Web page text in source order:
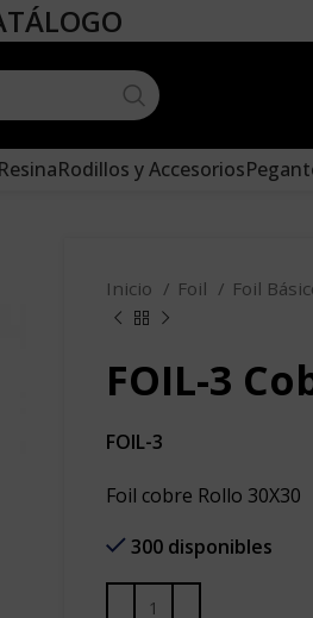
ResinaRodillos y Accesorios
Inicio Foil Foil
FOIL-3
FOIL-3
Foil cobre Rollo 30X30
300 disponibles